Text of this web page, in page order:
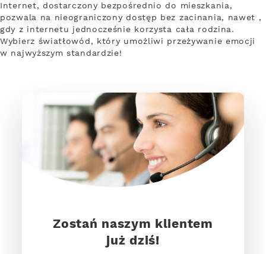
Internet, dostarczony bezpośrednio do mieszkania,
pozwala na nieograniczony dostęp bez zacinania, nawet ,
gdy z internetu jednocześnie korzysta cała rodzina.
Wybierz światłowód, który umożliwi przeżywanie emocji
w najwyższym standardzie!
Zostań naszym klientem
już dziś!